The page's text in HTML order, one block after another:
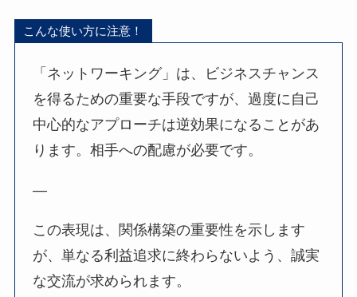
こんな使い方に注意！
「ネットワーキング」は、ビジネスチャンス
を得るための重要な手段ですが、過度に自己
中心的なアプローチは逆効果になることがあ
ります。相手への配慮が必要です。
—
この表現は、関係構築の重要性を示します
が、単なる利益追求に終わらないよう、誠実
な交流が求められます。